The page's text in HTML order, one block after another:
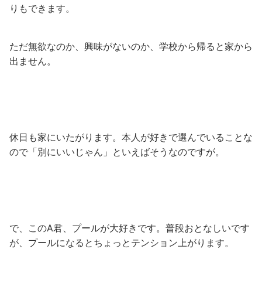
りもできます。
ただ無欲なのか、興味がないのか、学校から帰ると家から
出ません。
休日も家にいたがります。本人が好きで選んでいることな
ので「別にいいじゃん」といえばそうなのですが。
で、このA君、プールが大好きです。普段おとなしいです
が、プールになるとちょっとテンション上がります。